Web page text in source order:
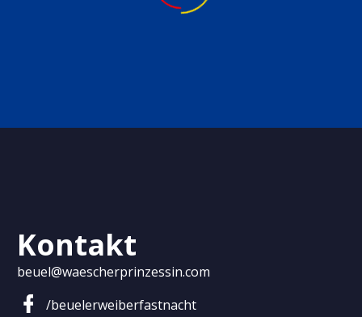
Kontakt
beuel@waescherprinzessin.com

 /beuelerweiberfastnacht